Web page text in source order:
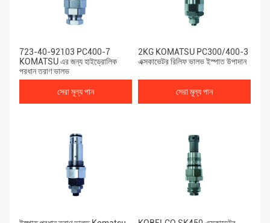
723-40-92103 PC400-7
KOMATSU এর জন্য হাইড্রোলিক
প্রধান ত্রাণ ভালভ
সেরা মূল্য পান
2KG KOMATSU PC300/400-3
এক্সকাভেটর রিলিফ ভালভ ইস্পাত উপাদান
সেরা মূল্য পান